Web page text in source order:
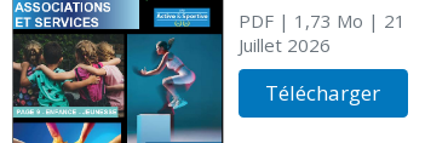
PDF| 1,73 Mo | 21
Juillet 2026
Télécharger